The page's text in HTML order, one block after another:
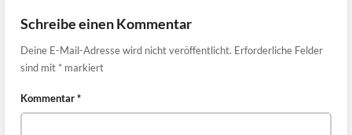
Schreibe einen Kommentar
Deine E-Mail-Adresse wird nicht veröffentlicht. Erforderliche Felder
sind mit * markiert
Kommentar*